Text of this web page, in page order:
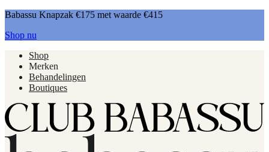
Babassu Knapzak €175 met waarde €415
Shop nu
Shop
Merken
Behandelingen
Boutiques